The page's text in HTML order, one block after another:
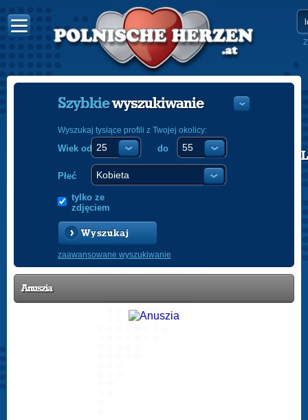
POLISH
Szybkiewyszukiwanie
Wyszukaj tysiące profili z Twojej okolicy:
Wiek od do
Płeć
tylko ze
zdjęciem
Wyszukaj
zaawansowane wyszukiwanie
Anuszia